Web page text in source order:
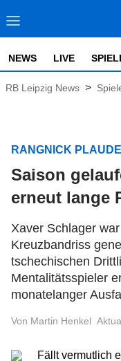
NEWS LIVE
RB Leipzig News >
RANGNICK
Saison
erneut lange
Xaver Schlager
Kreuzbandriss
tschechischen
Mentalitätsspieler
monatelanger
Von Martin Henkel